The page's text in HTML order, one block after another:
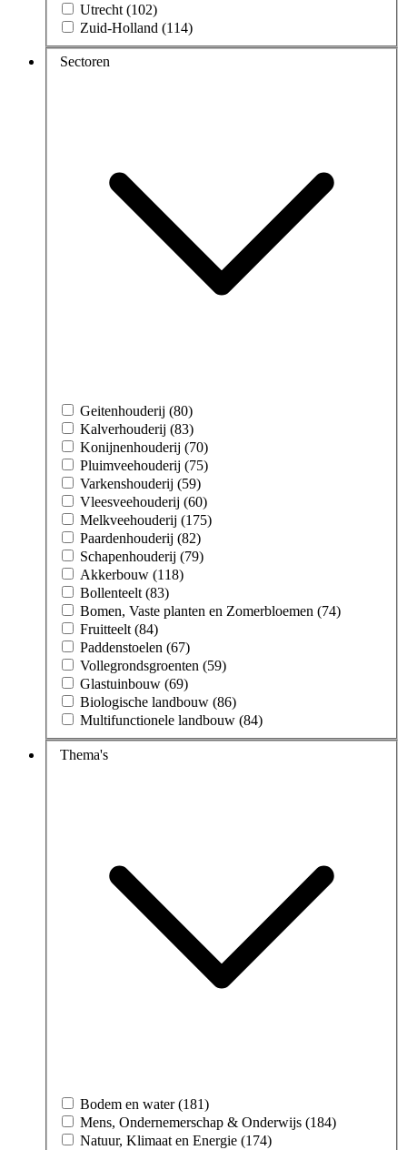
Utrecht (102)
Zuid-Holland (114)
Sectoren
Geitenhouderij (80)
Kalverhouderij (83)
Konijnenhouderij (70)
Pluimveehouderij (75)
Varkenshouderij (59)
Vleesveehouderij (60)
Melkveehouderij (175)
Paardenhouderij (82)
Schapenhouderij (79)
Akkerbouw (118)
Bollenteelt (83)
Bomen, Vaste planten en Zomerbloemen (74)
Fruitteelt (84)
Paddenstoelen (67)
Vollegrondsgroenten (59)
Glastuinbouw (69)
Biologische landbouw (86)
Multifunctionele landbouw (84)
Thema's
Bodem en water (181)
Mens, Ondernemerschap & Onderwijs (184)
Natuur, Klimaat en Energie (174)